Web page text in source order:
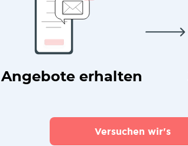
Angebote erhalten
Versuchen wir's